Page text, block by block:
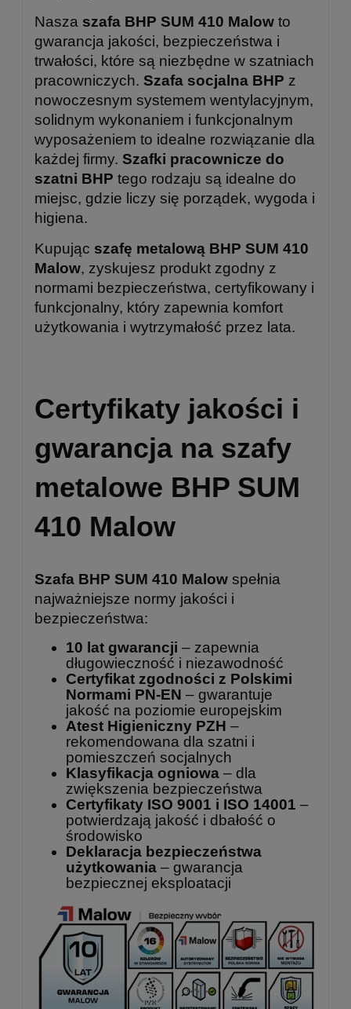
Nasza szafa BHP SUM 410 Malow to
gwarancja jakości, bezpieczeństwa i
trwałości, które są niezbędne w szatniach
pracowniczych. Szafa socjalna BHP z
nowoczesnym systemem wentylacyjnym,
solidnym wykonaniem i funkcjonalnym
wyposażeniem to idealne rozwiązanie dla
każdej firmy. Szafki pracownicze do
szatni BHP tego rodzaju są idealne do
miejsc, gdzie liczy się porządek, wygoda i
higiena.
Kupując szafę metalową BHP SUM 410
Malow, zyskujesz produkt zgodny z
normami bezpieczeństwa, certyfikowany i
funkcjonalny, który zapewnia komfort
użytkowania i wytrzymałość przez lata.
Certyfikaty jakości i
gwarancja na szafy
metalowe BHP SUM
410 Malow
Szafa BHP SUM 410 Malow spełnia
najważniejsze normy jakości i
bezpieczeństwa:
10 lat gwarancji – zapewnia
długowieczność i niezawodność
Certyfikat zgodności z Polskimi
Normami PN-EN – gwarantuje
jakość na poziomie europejskim
Atest Higieniczny PZH –
rekomendowana dla szatni i
pomieszczeń socjalnych
Klasyfikacja ogniowa – dla
zwiększenia bezpieczeństwa
Certyfikaty ISO 9001 i ISO 14001 –
potwierdzają jakość i dbałość o
środowisko
Deklaracja bezpieczeństwa
użytkowania – gwarancja
bezpiecznej eksploatacji